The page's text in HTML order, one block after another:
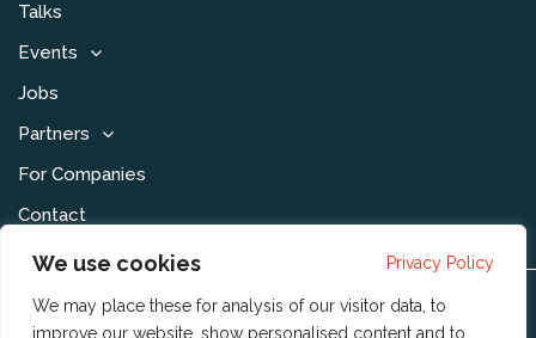
We use cookies Privacy Policy
We may place these for analysis of our visitor data, to
improve our website, show personalised content and to
Talks
Events
Jobs
Partners
For Companies
Contact
Disclaimer & Voorwaarden